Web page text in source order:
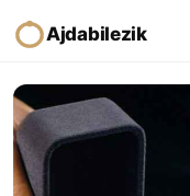
Ajdabilezik